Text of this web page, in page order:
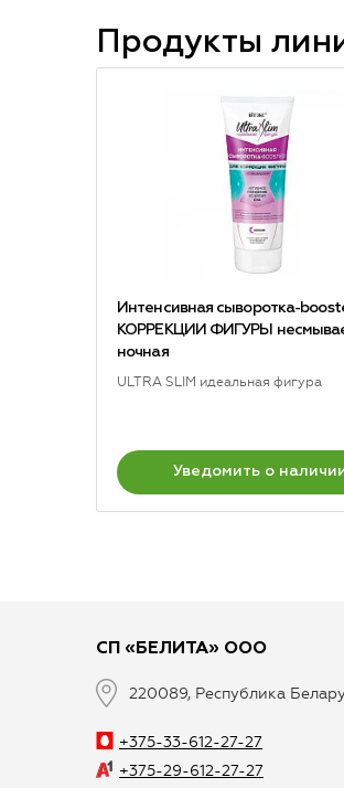
Продукты
Интенсивная сыворотка-
КОРРЕКЦИИ ФИГУРЫ
ночная
ULTRA SLIM идеальная фигура
Уведомить о
СП «БЕЛИТА» ООО
220089, Республика
+375-33-612-27-27
+375-29-612-27-27